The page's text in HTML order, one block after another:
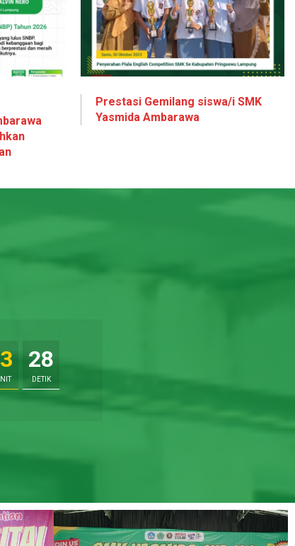
Prestasi Gemilang siswa/i SMK
Yasmida Ambarawa
26
DETIK